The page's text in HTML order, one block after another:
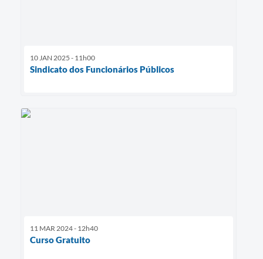
10 JAN 2025 - 11h00
Sindicato dos Funcionários Públicos
11 MAR 2024 - 12h40
Curso Gratuito